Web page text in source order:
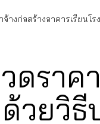
างก่อสร้างอาคารเรียนโ
ดราค
ด้วยวิ